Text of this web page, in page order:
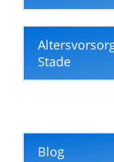
Stade
Blog